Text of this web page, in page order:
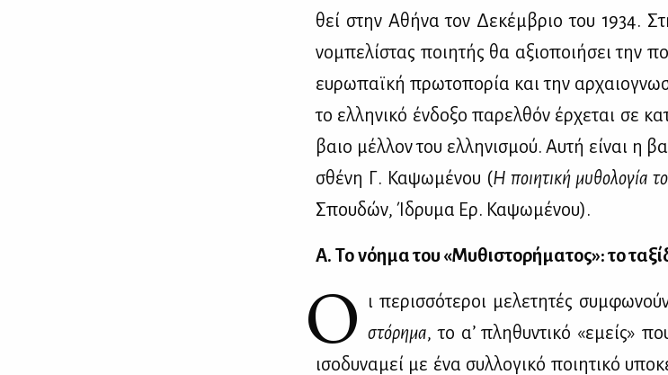
θεί στην Αθή­να τον Δε­κέμ­βριο του 1934.
νο­μπε­λί­στας ποι­η­τής θα αξιο­ποι­ή­σει την
ευ­ρω­παϊ­κή πρω­το­πο­ρία και την
το ελ­λη­νι­κό έν­δο­ξο πα­ρελ­θόν έρ­χε­ται σε
βαιο μέλ­λον του ελ­λη­νι­σμού. Αυ­τή εί­ναι η
σθέ­νη Γ. Κα­ψω­μέ­νου (Η ποι­η­τι­κή μυ­θο­λο­γία
Σπου­δών, Ίδρυ­μα Ερ. Κα­ψω­μέ­νου).
Α. Τονό­η­μα του «Μυ­θι­στο­ρή­μα­τος»: το
Ο ι πε­ρισ­σό­τε­ροι με­λε­τη­τές
στό­ρη­μα, το α’ πλη­θυ­ντι­κό «εμείς»
ισο­δυ­να­μεί με ένα συλ­λο­γι­κό ποι­η­τι­κό